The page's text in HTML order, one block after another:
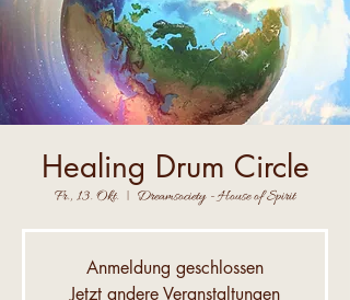
Healing Drum Circle
Fr., 13. Okt.
  |
Dreamsociety - House of Spirit
Anmeldung geschlossen
Jetzt andere Veranstaltungen